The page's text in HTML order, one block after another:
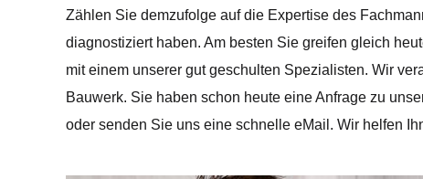
Zählen Sie demzufolge auf die Expertise des
diagnostiziert haben. Am besten Sie greifen gleich
mit einem unserer gut geschulten Spezialisten. Wir
Bauwerk. Sie haben schon heute eine Anfrage zu
oder senden Sie uns eine schnelle eMail. Wir helfen